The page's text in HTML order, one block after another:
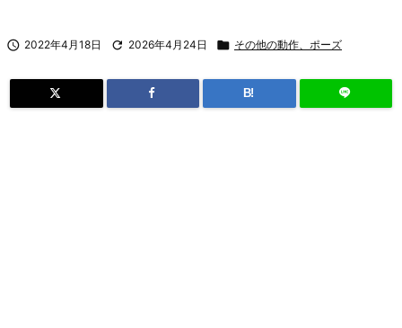
 2022年4月18日  2026年4月24日  その他の動作、ポーズ
B!